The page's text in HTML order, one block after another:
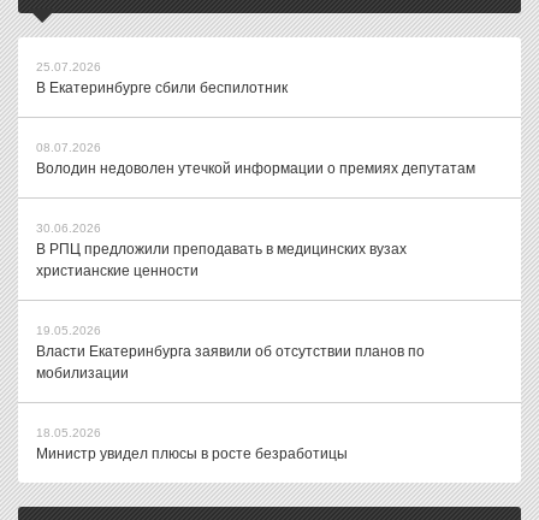
25.07.2026
В Екатеринбурге сбили беспилотник
08.07.2026
Володин недоволен утечкой информации о премиях депутатам
30.06.2026
В РПЦ предложили преподавать в медицинских вузах
христианские ценности
19.05.2026
Власти Екатеринбурга заявили об отсутствии планов по
мобилизации
18.05.2026
Министр увидел плюсы в росте безработицы